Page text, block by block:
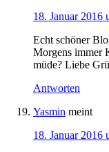
18. Januar 2016
Echt schöner
Morgens immer
müde? Liebe
Antworten
Yasmin meint
18. Januar 2016